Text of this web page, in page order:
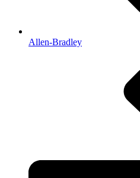
Allen-Bradley